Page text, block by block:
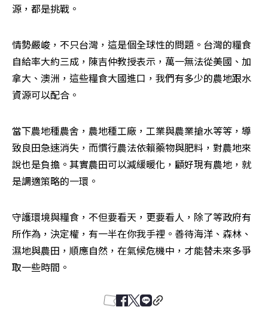
源，都是挑戰。
情勢嚴峻，不只台灣，這是個全球性的問題。台灣的糧食
自給率大約三成，陳吉仲教授表示，萬一無法從美國、加
拿大、澳洲，這些糧食大國進口，我們有多少的農地跟水
資源可以配合。
當下農地種農舍，農地種工廠，工業與農業搶水等等，導
致良田急速消失，而慣行農法依賴藥物與肥料，對農地來
說也是負擔。其實農田可以減緩暖化，顧好現有農地，就
是調適策略的一環。
守護環境與糧食，不但要看天，更要看人，除了等政府有
所作為，決定權，有一半在你我手裡。善待海洋、森林、
濕地與農田，順應自然，在氣候危機中，才能替未來多爭
取一些時間。